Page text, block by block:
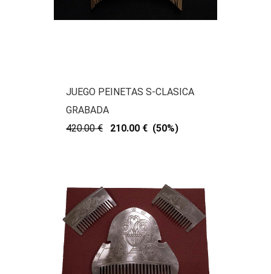
JUEGO PEINETAS S-CLASICA
GRABADA
420.00 € 210.00 € (50%)